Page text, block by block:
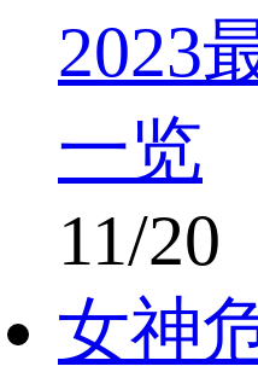
2023
一览
11/20
女神